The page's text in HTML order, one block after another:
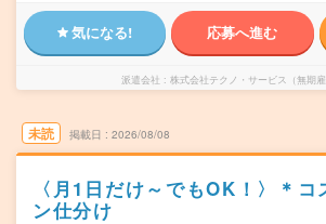
気になる! 応募へ進む
派遣会社 株式会社テクノ・サービス（無期雇
未読 掲載日 2026/08/08
〈月1日だけ～でもOK！〉＊コ
ン仕分け